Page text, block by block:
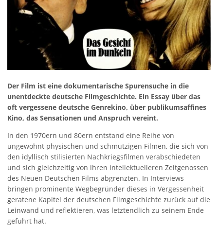
Der Film ist eine dokumentarische Spurensuche in die
unentdeckte deutsche Filmgeschichte. Ein Essay über das
oft vergessene deutsche Genrekino, über publikumsaffines
Kino, das Sensationen und Anspruch vereint.
In den 1970ern und 80ern entstand eine Reihe von
ungewohnt physischen und schmutzigen Filmen, die sich von
den idyllisch stilisierten Nachkriegsfilmen verabschiedeten
und sich gleichzeitig von ihren intellektuelleren Zeitgenossen
des Neuen Deutschen Films abgrenzten. In Interviews
bringen prominente Wegbegründer dieses in Vergessenheit
geratene Kapitel der deutschen Filmgeschichte zurück auf die
Leinwand und reflektieren, was letztendlich zu seinem Ende
geführt hat.